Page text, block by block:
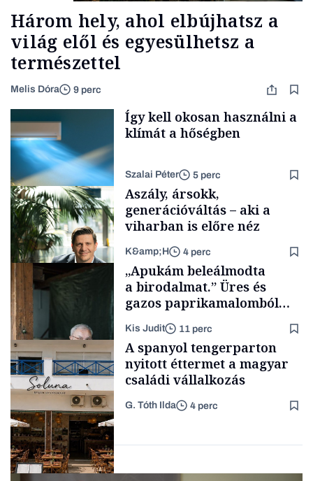
Három hely, ahol elbújhatsz a
világ elől és egyesülhetsz a
természettel
Melis Dóra 9 perc
Tech
Így kell okosan használni a
klímát a hőségben
Szalai Péter 5 perc
TÁMOGATÓI
Aszály, ársokk,
generációváltás – aki a
viharban is előre néz
K&amp;H 4 perc
Családi
vállalkozások
„Apukám beleálmodta
a birodalmat.” Üres és
gazos paprikamalomból
lett az igazi családi
fűszersztori
Kis Judit 11 perc
A spanyol tengerparton
nyitott éttermet a magyar
családi vállalkozás
G. Tóth Ilda 4 perc